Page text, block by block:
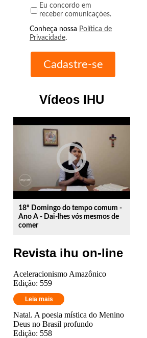
Eu concordo em
receber comunicações.
Conheça nossa Política de
Privacidade.
Vídeos IHU
play_circle_outline
18º Domingo do tempo comum -
Ano A - Dai-lhes vós mesmos de
comer
Revista ihu on-line
Aceleracionismo Amazônico
Edição: 559
Leia mais
Natal. A poesia mística do Menino
Deus no Brasil profundo
Edição: 558